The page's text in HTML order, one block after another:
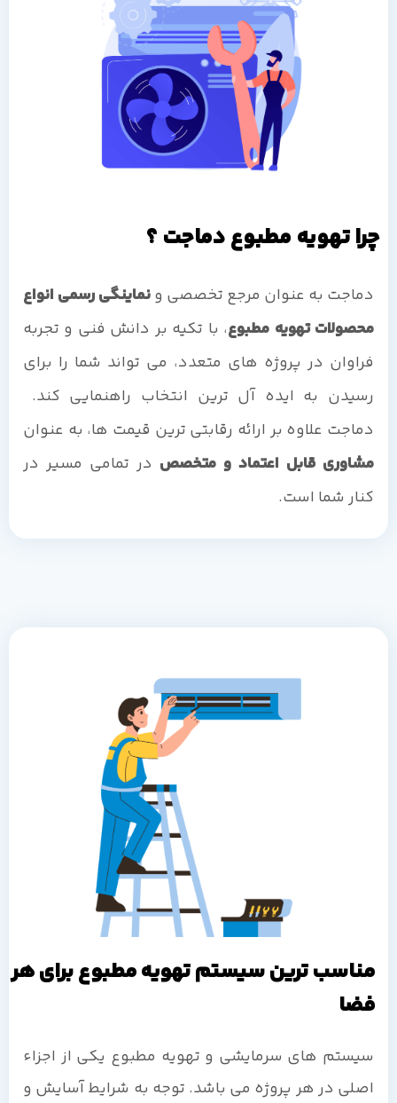
چرا تهویه مطبوع دماجت ؟
دماجت به عنوان مرجع تخصصی ونماینگی رسمی انواع
محصولات تهویه مطبوع، با تکیه بر دانش فنی و تجربه
فراوان در پروژه های متعدد، می تواند شما را برای
رسیدن به ایده آل ترین انتخاب راهنمایی کند.
دماجت علاوه بر ارائه رقابتی ترین قیمت ها، به عنوان
مشاوری قابل اعتماد و متخصص در تمامی مسیر در
کنار شما است.
مناسب ترین سیستم تهویه مطبوع برای هر
فضا
سیستم های سرمایشی و تهویه مطبوع یکی از اجزاء
اصلی در هر پروژه می باشد. توجه به شرایط آسایش و